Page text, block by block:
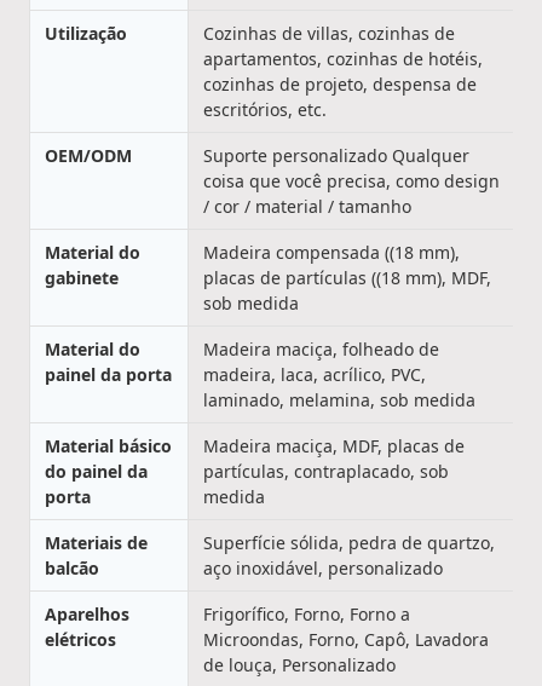
Utilização
Cozinhas de villas, cozinhas de
apartamentos, cozinhas de hotéis,
cozinhas de projeto, despensa de
escritórios, etc.
OEM/ODM
Suporte personalizado Qualquer
coisa que você precisa, como design
/ cor / material / tamanho
Material do
gabinete
Madeira compensada ((18 mm),
placas de partículas ((18 mm), MDF,
sob medida
Material do
painel da porta
Madeira maciça, folheado de
madeira, laca, acrílico, PVC,
laminado, melamina, sob medida
Material básico
do painel da
porta
Madeira maciça, MDF, placas de
partículas, contraplacado, sob
medida
Materiais de
balcão
Superfície sólida, pedra de quartzo,
aço inoxidável, personalizado
Aparelhos
elétricos
Frigorífico, Forno, Forno a
Microondas, Forno, Capô, Lavadora
de louça, Personalizado